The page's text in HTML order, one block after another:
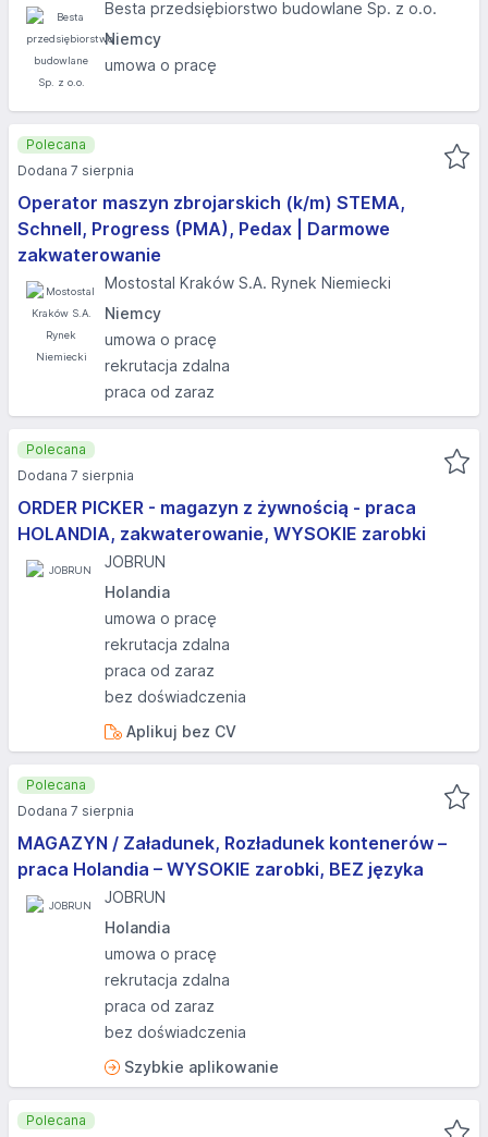
Besta przedsiębiorstwo budowlane Sp. z o.o.
Niemcy
umowa o pracę
Operator maszyn zbrojarskich (k/m) STEMA,
Schnell, Progress (PMA), Pedax | Darmowe
zakwaterowanie
Mostostal Kraków S.A. Rynek Niemiecki
Niemcy
umowa o pracę
rekrutacja zdalna
praca od zaraz
Polecana
Dodana 7 sierpnia
ORDER PICKER - magazyn z żywnością - praca
HOLANDIA, zakwaterowanie, WYSOKIE zarobki
JOBRUN
Holandia
umowa o pracę
rekrutacja zdalna
praca od zaraz
bez doświadczenia
Aplikuj bez CV
Polecana
Dodana 7 sierpnia
MAGAZYN / Załadunek, Rozładunek kontenerów –
praca Holandia – WYSOKIE zarobki, BEZ języka
JOBRUN
Holandia
umowa o pracę
rekrutacja zdalna
praca od zaraz
bez doświadczenia
Szybkie aplikowanie
Polecana
Dodana 7 sierpnia
Polecana